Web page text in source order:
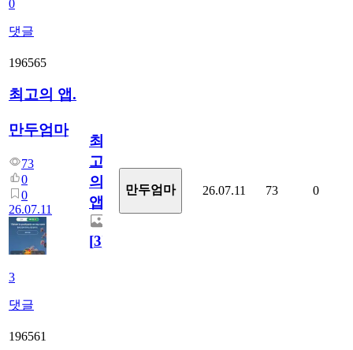
0
댓글
196565
최고의 앱.
만두엄마
73
0
0
26.07.11
3
댓글
최
고
의
앱.
[3]
만두엄마 26.07.11 73 0
196561